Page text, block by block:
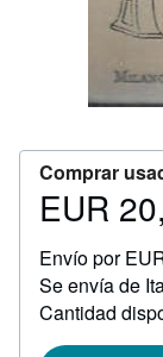
Comprar
Precio
20,00
EUR
Envío por
Se envía de
Cantidad